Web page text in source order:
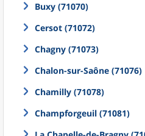
Buxy (71070)
Cersot (71072)
Chagny (71073)
Chalon-sur-Saône (71076)
Chamilly (71078)
Champforgeuil (71081)